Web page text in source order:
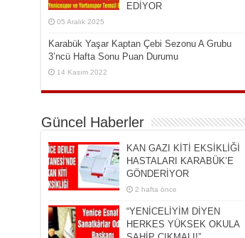
EDİYOR
05 Aralık 2025
Karabük Yaşar Kaptan Çebi Sezonu A Grubu
3’ncü Hafta Sonu Puan Durumu
14 Kasım 2022
Güncel Haberler
KAN GAZI KİTİ EKSİKLİĞİ
HASTALARI KARABÜK’E
GÖNDERİYOR
2 hafta önce
“YENİCELİYİM DİYEN
HERKES YÜKSEK OKULA